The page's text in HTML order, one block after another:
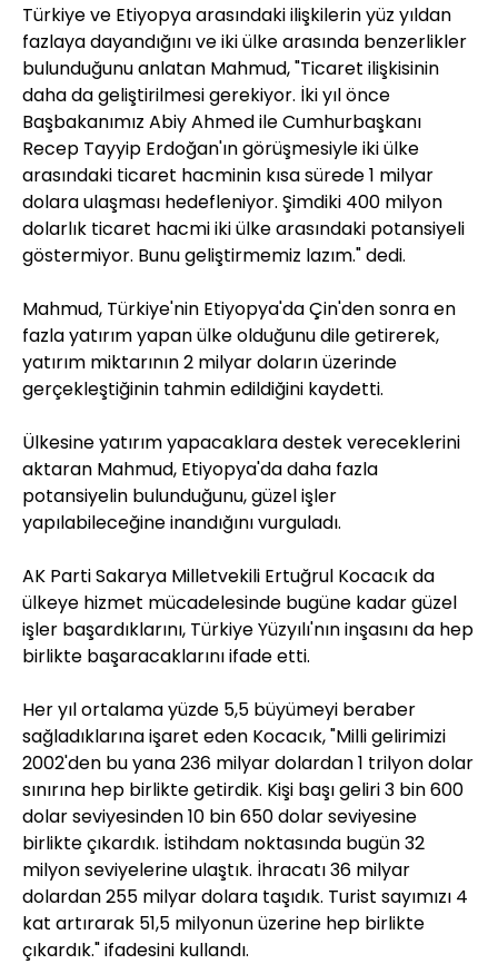
Türkiye ve Etiyopya arasındaki ilişkilerin yüz yıldan
fazlaya dayandığını ve iki ülke arasında benzerlikler
bulunduğunu anlatan Mahmud, "Ticaret ilişkisinin
daha da geliştirilmesi gerekiyor. İki yıl önce
Başbakanımız Abiy Ahmed ile Cumhurbaşkanı
Recep Tayyip Erdoğan'ın görüşmesiyle iki ülke
arasındaki ticaret hacminin kısa sürede 1 milyar
dolara ulaşması hedefleniyor. Şimdiki 400 milyon
dolarlık ticaret hacmi iki ülke arasındaki potansiyeli
göstermiyor. Bunu geliştirmemiz lazım." dedi.
Mahmud, Türkiye'nin Etiyopya'da Çin'den sonra en
fazla yatırım yapan ülke olduğunu dile getirerek,
yatırım miktarının 2 milyar doların üzerinde
gerçekleştiğinin tahmin edildiğini kaydetti.
Ülkesine yatırım yapacaklara destek vereceklerini
aktaran Mahmud, Etiyopya'da daha fazla
potansiyelin bulunduğunu, güzel işler
yapılabileceğine inandığını vurguladı.
AK Parti Sakarya Milletvekili Ertuğrul Kocacık da
ülkeye hizmet mücadelesinde bugüne kadar güzel
işler başardıklarını, Türkiye Yüzyılı'nın inşasını da hep
birlikte başaracaklarını ifade etti.
Her yıl ortalama yüzde 5,5 büyümeyi beraber
sağladıklarına işaret eden Kocacık, "Milli gelirimizi
2002'den bu yana 236 milyar dolardan 1 trilyon dolar
sınırına hep birlikte getirdik. Kişi başı geliri 3 bin 600
dolar seviyesinden 10 bin 650 dolar seviyesine
birlikte çıkardık. İstihdam noktasında bugün 32
milyon seviyelerine ulaştık. İhracatı 36 milyar
dolardan 255 milyar dolara taşıdık. Turist sayımızı 4
kat artırarak 51,5 milyonun üzerine hep birlikte
çıkardık." ifadesini kullandı.